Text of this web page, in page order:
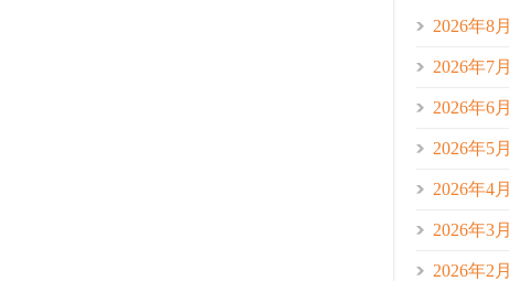
2026年8月
2026年7月
2026年6月
2026年5月
2026年4月
2026年3月
2026年2月